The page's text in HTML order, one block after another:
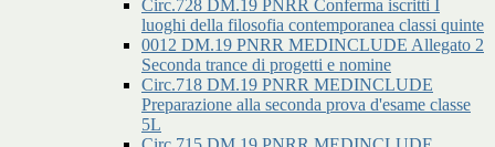
Circ.728 DM.19 PNRR Conferma iscritti I
luoghi della filosofia contemporanea classi quinte
0012 DM.19 PNRR MEDINCLUDE Allegato 2
Seconda trance di progetti e nomine
Circ.718 DM.19 PNRR MEDINCLUDE
Preparazione alla seconda prova d'esame classe
5L